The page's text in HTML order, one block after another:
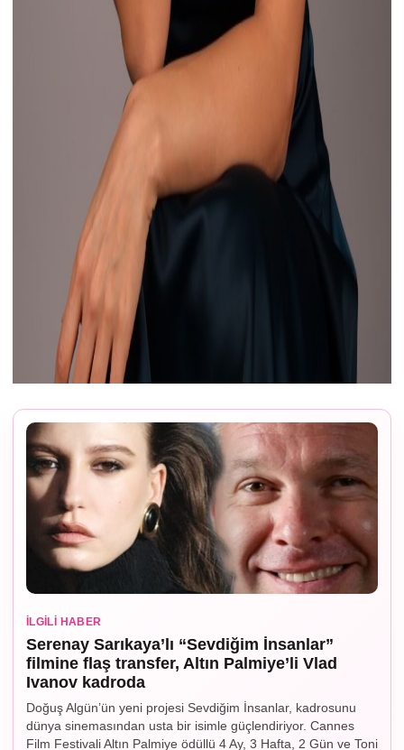
İLGILI HABER
Serenay Sarıkaya’lı “Sevdiğim İnsanlar”
filmine flaş transfer, Altın Palmiye’li Vlad
Ivanov kadroda
Doğuş Algün’ün yeni projesi Sevdiğim İnsanlar, kadrosunu
dünya sinemasından usta bir isimle güçlendiriyor. Cannes
Film Festivali Altın Palmiye ödüllü 4 Ay, 3 Hafta, 2 Gün ve Toni